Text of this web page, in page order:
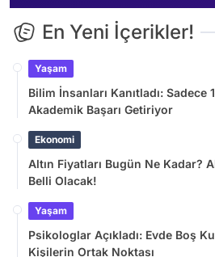
En Yeni İçerikler!
Yaşam
Bilim İnsanları Kanıtladı: Sadece
Akademik Başarı Getiriyor
Ekonomi
Altın Fiyatları Bugün Ne Kadar?
Belli Olacak!
Yaşam
Psikologlar Açıkladı: Evde Boş
Kişilerin Ortak Noktası